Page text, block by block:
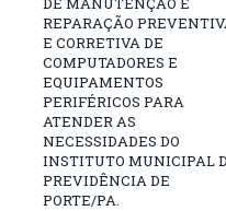
REPARAÇÃO
E CORRETIVA DE
COMPUTADORES E
EQUIPAMENTOS
PERIFÉRICOS PARA
ATENDER AS
NECESSIDADES DO
INSTITUTO MUNICIPAL
PREVIDÊNCIA DE
PORTE/PA.